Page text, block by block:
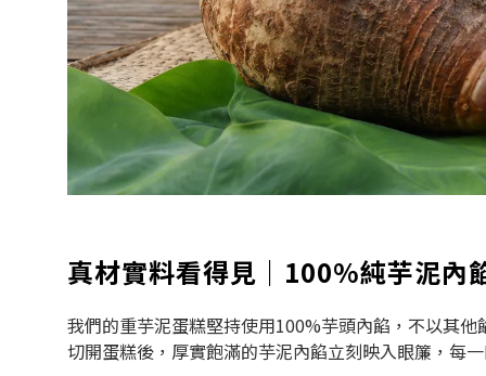
真材實料看得見｜100%純芋泥內
我們的重芋泥蛋糕堅持使用100%芋頭內餡，不以其
切開蛋糕後，厚實飽滿的芋泥內餡立刻映入眼簾，每